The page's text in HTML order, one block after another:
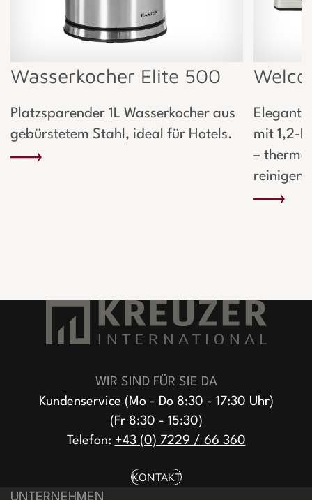
Wasserkocher Elite 500
Platzsparender 1L Wasserkocher aus
gebürstetem Stahl, ideal für Hotels.
mit 1,2-
–
reinigen.
WIR SIND FÜR SIE DA
Kundenservice (Mo - Do 8:30 - 17:30 Uhr)
(Fr 8:30 - 15:30)
Telefon: +43 (0) 7229 / 66 360
KONTAKT